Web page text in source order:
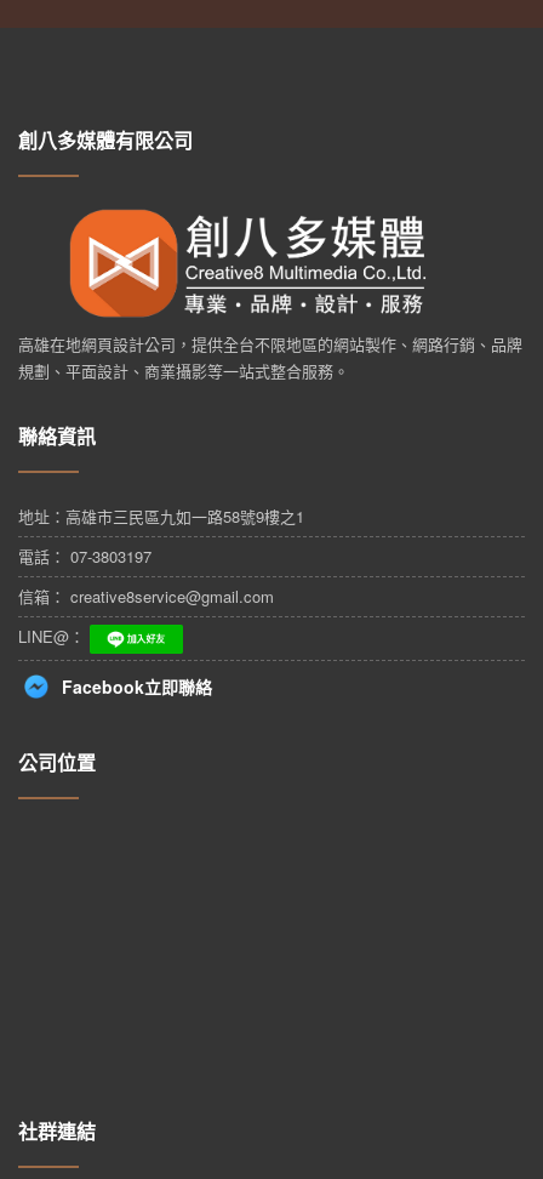
創八多媒體有限公司
高雄在地網頁設計公司，提供全台不限地區的網站製作、網路行銷、品牌
規劃、平面設計、商業攝影等一站式整合服務。
聯絡資訊
地址： 高雄市三民區九如一路58號9樓之1
電話： 07-3803197
信箱： creative8service@gmail.com
LINE@：
Facebook立即聯絡
公司位置
社群連結